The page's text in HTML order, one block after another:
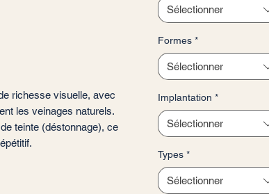
richesse visuelle, avec
les veinages naturels.
teinte (déstonnage), ce
Sélectionner
Formes *
Sélectionner
Implantation *
Sélectionner
Types *
Sélectionner